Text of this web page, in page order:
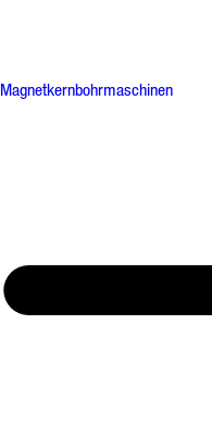
Magnetkernbohrmaschinen